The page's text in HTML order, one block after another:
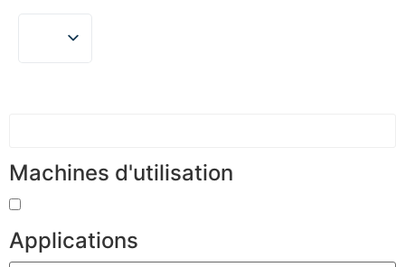
Machines d'utilisation
Applications